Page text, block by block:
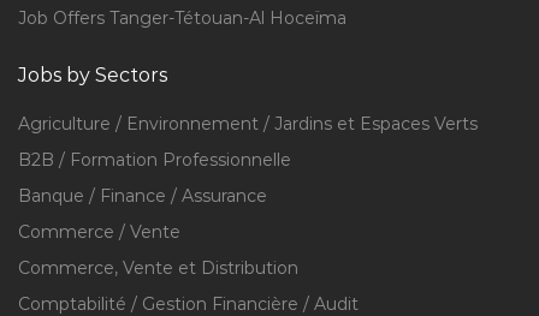
Job Offers Tanger-Tétouan-Al Hoceïma
Jobs by Sectors
Agriculture / Environnement / Jardins et Espaces Verts
B2B / Formation Professionnelle
Banque / Finance / Assurance
Commerce / Vente
Commerce, Vente et Distribution
Comptabilité / Gestion Financière / Audit